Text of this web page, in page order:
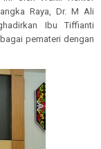
Raya, Dr. M Ali
Ibu Tiffianti
pemateri dengan